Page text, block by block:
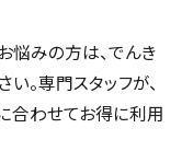
みの方は、でんき
い。専門スタッフが、
合わせてお得に利用